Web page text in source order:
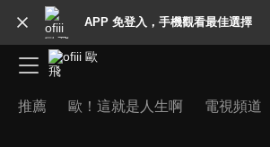
APP 免登入，手機觀看最佳選擇
推薦 歐！這就是人生啊 電視頻道